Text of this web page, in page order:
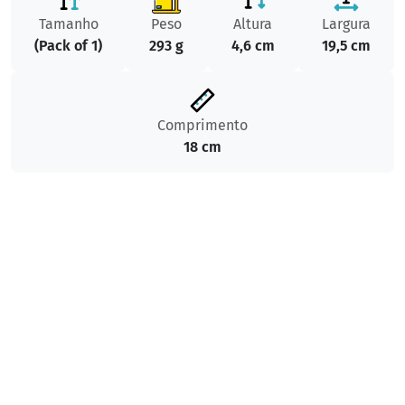
Tamanho
(Pack of 1)
Peso
293 g
Altura
4,6 cm
Largura
19,5 cm
Comprimento
18 cm